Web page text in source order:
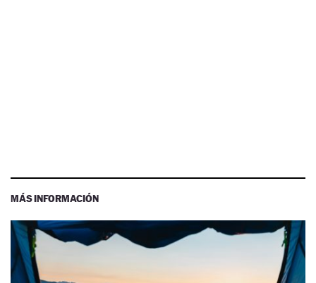
MÁS INFORMACIÓN